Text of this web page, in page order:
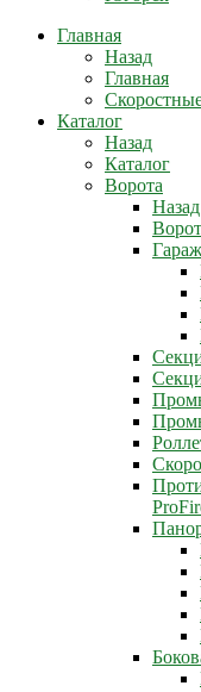
Главная
Назад
Главная
Каталог
Назад
Каталог
Ворота
Назад